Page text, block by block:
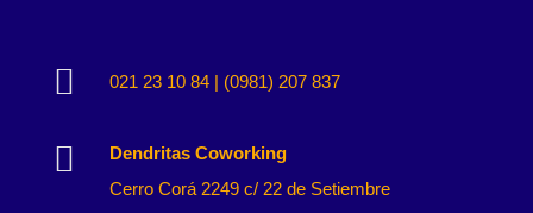
 021 23 10 84 | (0981) 207 837

Dendritas Coworking
Cerro Corá 2249 c/ 22 de Setiembre